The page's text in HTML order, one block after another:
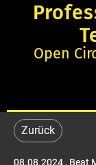
Open
Zurück
08.08.2024, Beat